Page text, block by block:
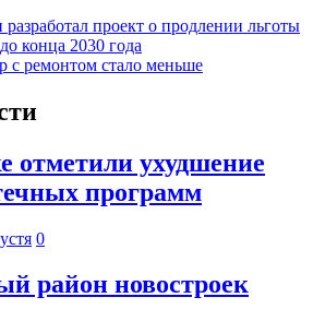
проект о продлении льготы
конца 2030 года
с ремонтом стало меньше
отметили ухудшение
программ
0
район новостроек